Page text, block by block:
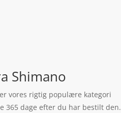
Shimano
vores rigtig populære kategori
365 dage efter du har bestilt den.